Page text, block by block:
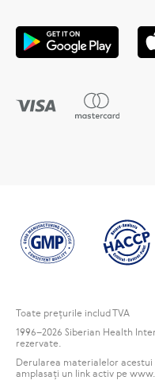
Toate preţurile includ TVA
1996–2026 Siberian Health
rezervate.
Derularea materialelor acestui
amplasați un link activ pe